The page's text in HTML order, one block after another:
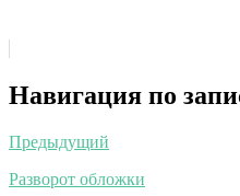
Навигация по
Предыдущий
Разворот обложки